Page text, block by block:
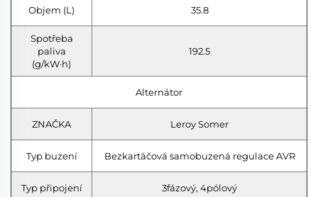
Objem (L) 35.8
Spotřeba
paliva
(g/kW·h)
192.5
Alternátor
ZNAČKA Leroy Somer
Typ buzení Bezkartáčová samobuzená regulace AVR
Typ připojení 3fázový, 4pólový